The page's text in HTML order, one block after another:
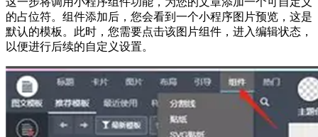
的占位符。组件添加后，您会看到一个小程序图片预览，这是
默认的模板。此时，您需要点击该图片组件，进入编辑状态，
以便进行后续的自定义设置。